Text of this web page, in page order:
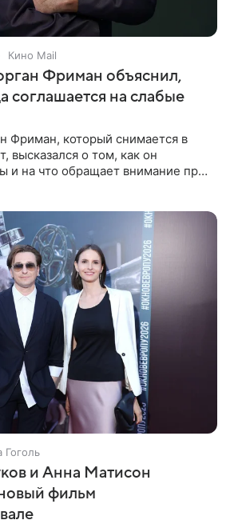
Кино Mail
Фриман объяснил,
соглашается на слабые
Фриман, который снимается в
высказался о том, как он
и на что обращает внимание при
Гоголь
и Анна Матисон
фильм